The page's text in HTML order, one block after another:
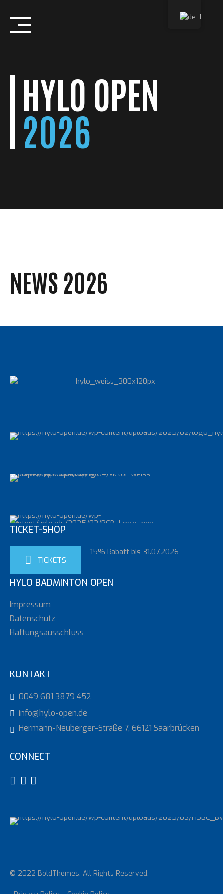
content
HYLO OPEN
2026
NEWS 2026
TICKET-SHOP
TICKETS
15% Rabatt bis 31.07.2026
HYLO BADMINTON OPEN
Impressum
Datenschutz
Haftungsausschluss
KONTAKT
0049 681 3879 452
info@hylo-open.de
Hermann-Neuberger-Straße 7, 66121 Saarbrücken
CONNECT
© 2022 BoldThemes. All Rights Reserved.